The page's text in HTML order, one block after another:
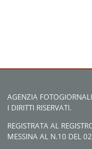
AGENZIA
I DIRITTI RISERVATI.
REGISTRATA AL
MESSINA AL N.10 DEL